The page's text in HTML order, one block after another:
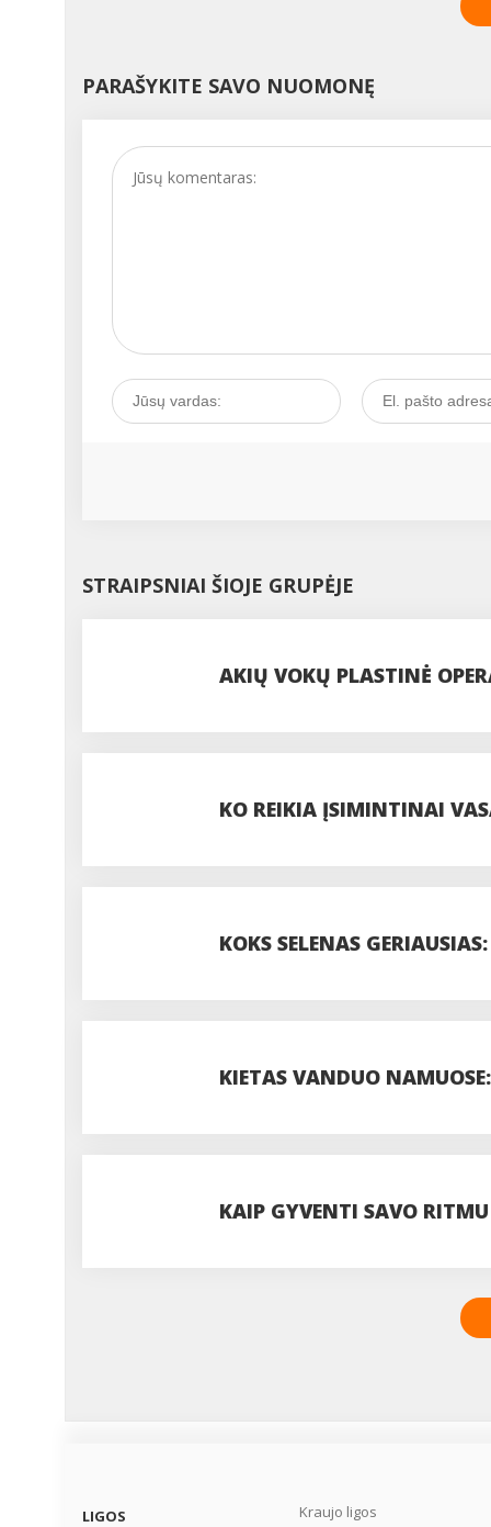
Kiekviena moteris bent
didelio pavojaus, tačiau
signalas. Kaip išgirsti
PARAŠYKITE SAVO NUOMONĘ
STRAIPSNIAI ŠIOJE GRUPĖJE
AKIŲ VOKŲ PLASTINĖ
KO REIKIA ĮSIMINTINAI
KOKS SELENAS
KIETAS VANDUO
KAIP GYVENTI SAVO
LIGOS
Kraujo ligos